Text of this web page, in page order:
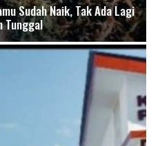
Sudah Naik, Tak Ada Lagi
Tunggal